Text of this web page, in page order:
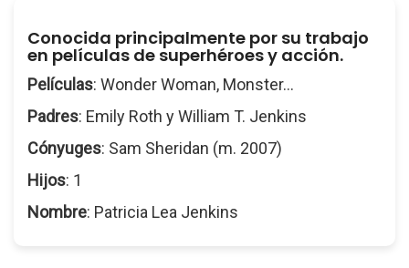
Conocida principalmente por su trabajo
en películas de superhéroes y acción.
Películas: Wonder Woman, Monster...
Padres: Emily Roth y William T. Jenkins
Cónyuges: Sam Sheridan (m. 2007)
Hijos: 1
Nombre: Patricia Lea Jenkins